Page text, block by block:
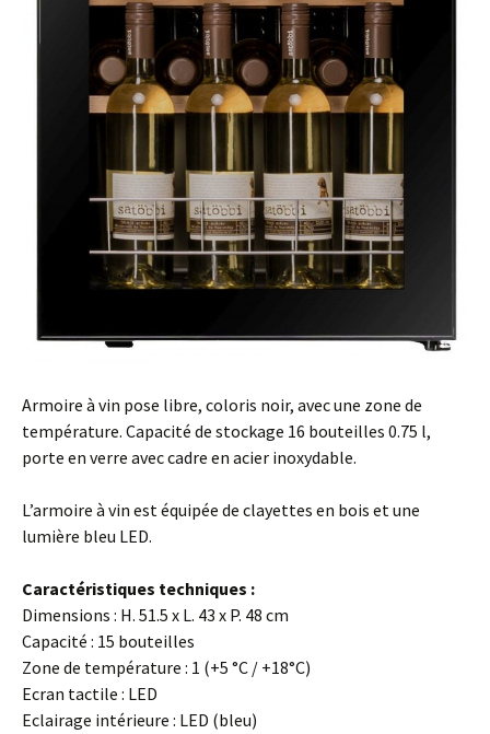
Armoire à vin pose libre, coloris noir, avec une zone de
température. Capacité de stockage 16 bouteilles 0.75 l,
porte en verre avec cadre en acier inoxydable.
L’armoire à vin est équipée de clayettes en bois et une
lumière bleu LED.
Caractéristiques techniques :
Dimensions : H. 51.5 x L. 43 x P. 48 cm
Capacité : 15 bouteilles
Zone de température : 1 (+5 °C / +18°C)
Ecran tactile : LED
Eclairage intérieure : LED (bleu)